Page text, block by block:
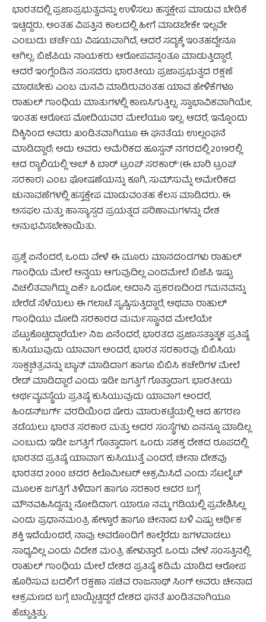
ಭಾರತದಲ್ಲಿ ಪ್ರಜಾಪ್ರಭುತ್ವವನ್ನು ಉಳಿಸಲು ಹಸ್ತಕ್ಷೇಪ ಮಾಡುವ ಬೇಡಿಕೆ
ಇಟ್ಟಿದ್ದರು. ಅಂತಹ ವಿಪತ್ತಿನ ಕಾಲದಲ್ಲಿ ಹೀಗೆ ಮಾಡಬೇಕೇ ಇಲ್ಲವೇ
ಎಂಬುದು ಚರ್ಚೆಯ ವಿಷಯವಾಗಿದೆ, ಆದರೆ ಸದ್ಯಕ್ಕೆ ಇಂತಹದ್ದೇನೂ
ಆಗಿಲ್ಲ. ಬಿಜೆಪಿಯ ನಾಯಕರು ಆರೋಪವನ್ನಂತೂ ಮಾಡುತ್ತಿದ್ದಾರೆ,
ಆದರೆ ಇಂಗ್ಲೆಂಡಿನ ಸಂಸದರು ಭಾರತೀಯ ಪ್ರಜಾಪ್ರಭುತ್ವದ ರಕ್ಷಣೆ
ಮಾಡಬೇಕು ಎಂಬ ಮನವಿ ಮಾಡಿರುವಂತಹ ಯಾವ ಹೇಳಿಕೆಗಳೂ
ರಾಹುಲ್ ಗಾಂಧಿಯ ಮಾತುಗಳಲ್ಲಿ ಕಾಣಸಿಗುತ್ತಿಲ್ಲ. ಸ್ವಾಭಾವಿಕವಾಗಿಯೇ,
ಇಂತಹ ಆರೋಪ ಮೋದಿಯವರ ಮೇಲೆಯೂ ಇಲ್ಲ. ಆದರೆ, ಇನ್ನೊಂದು
ದಿಕ್ಕಿನಿಂದ ಅವರು ಖಂಡಿತವಾಗಿಯೂ ಈ ಘನತೆಯ ಉಲ್ಲಂಘನೆ
ಮಾಡಿದ್ದಾರೆ; ಅದು ಅವರು ಅಮೆರಿಕದ ಹೂಸ್ಟನ್ ನಗರದಲ್ಲಿ 2019ರಲ್ಲಿ
ಆದ ರ್‍ಯಾಲಿಯಲ್ಲಿ ’ಅಬ್ ಕಿ ಬಾರ್ ಟ್ರಂಪ್ ಸರಕಾರ್’ (ಈ ಬಾರಿ ಟ್ರಂಪ್
ಸರಕಾರ) ಎಂಬ ಘೋಷಣೆಯನ್ನು ಕೂಗಿ, ಸುಮ್‌ಸುಮ್ನೆ ಅಮೇರಿಕದ
ಚುನಾವಣೆಗಳಲ್ಲಿ ಹಸ್ತಕ್ಷೇಪ ಮಾಡುವಂತಹ ಕೆಲಸ ಮಾಡಿದರು. ಈ
ಅಸಫಲ ಮತ್ತು ಹಾಸ್ಯಾಸ್ಪದ ಪ್ರಯತ್ನದ ಪರಿಣಾಮಗಳನ್ನು ದೇಶ
ಅನುಭವಿಸಬೇಕಾಯಿತು.
ಪ್ರಶ್ನೆ ಏನೆಂದರೆ, ಒಂದು ವೇಳೆ ಈ ಮೂರು ಮಾನದಂಡಗಳು ರಾಹುಲ್
ಗಾಂಧಿಯ ಮೇಲೆ ಅನ್ವಯ ಆಗುವುದಿಲ್ಲ ಎಂದಮೇಲೆ ಬಿಜೆಪಿ ಇಷ್ಟು
ವಿಚಲಿತವಾಗಿದ್ದು ಏಕೆ? ಒಂದೋ, ಅದಾನಿ ಪ್ರಕರಣದಿಂದ ಗಮನವನ್ನು
ಬೇರೆಡೆ ಸೆಳೆಯಲು ಈ ಗಲಾಟೆ ಸೃಷ್ಟಿಸುತ್ತಿದ್ದಾರೆ, ಅಥವಾ ರಾಹುಲ್
ಗಾಂಧಿಯು ಮೋದಿ ಸರಕಾರದ ಮರ್ಮಸ್ಥಾನದ ಮೇಲೆಯೇ
ಪೆಟ್ಟುಕೊಟ್ಟಿದ್ದಾರೆಯೇ? ನಿಜ ಏನೆಂದರೆ, ಭಾರತದ ಪ್ರಜಾಸತ್ತಾತ್ಮಕ ಪ್ರತಿಷ್ಠೆ
ಕುಸಿಯುವುದು ಯಾವಾಗ ಅಂದರೆ, ಭಾರತ ಸರಕಾರವು ಬಿಬಿಸಿಯ
ಸಾಕ್ಷ್ಯಚಿತ್ರವನ್ನು ಬ್ಯಾನ್ ಮಾಡಿದಾಗ ಹಾಗೂ ಬಿಬಿಸಿ ಕಚೇರಿಗಳ ಮೇಲೆ
ರೇಡ್ ಮಾಡಿದ್ದಾರೆ ಎಂದು ಇಡೀ ಜಗತ್ತಿಗೆ ಗೊತ್ತಾದಾಗ. ಭಾರತೀಯ
ಅರ್ಥವ್ಯವಸ್ಥೆಯ ಪ್ರತಿಷ್ಠೆ ಕುಸಿಯುವುದು ಯಾವಾಗ ಅಂದರೆ,
ಹಿಂಡನ್‌ಬರ್ಗ್ ವರದಿಯಿಂದ ಷೇರು ಮಾರುಕಟ್ಟೆಯಲ್ಲಿ ಆದ ಹಗರಣ
ತಡೆಯಲು ಭಾರತ ಸರಕಾರ ಮತ್ತು ಅದರ ಸಂಸ್ಥೆಗಳು ಏನನ್ನೂ ಮಾಡಿಲ್ಲ
ಎಂಬುದು ಇಡೀ ಜಗತ್ತಿಗೆ ಗೊತ್ತಾದಾಗ. ಒಂದು ಸಶಕ್ತ ದೇಶದ ರೂಪದಲ್ಲಿ
ಭಾರತದ ಪ್ರತಿಷ್ಠೆ ಯಾವಾಗ ಕುಸಿಯುತ್ತೆ ಎಂದರೆ, ಚೀನಾ ದೇಶವು
ಭಾರತದ 2000 ಚದರ ಕಿಲೊಮೀಟರ್ ಆಕ್ರಮಿಸಿದೆ ಎಂದು ಸೆಟಲೈಟ್
ಮೂಲಕ ಜಗತ್ತಿಗೆ ತಿಳಿದಾಗ ಹಾಗೂ ಸರಕಾರ ಅದರ ಬಗ್ಗೆ
ಮೌನವಹಿಸಿದ್ದನ್ನು ನೋಡಿದಾಗ. ಯಾರೂ ನಮ್ಮ ಗಡಿಯಲ್ಲಿ ಪ್ರವೇಶಿಸಿಲ್ಲ
ಎಂದು ಪ್ರಧಾನಮಂತ್ರಿ ಹೇಳ್ತಾರೆ ಹಾಗೂ ಚೀನಾದ ಬಳಿ ಎಷ್ಟು ಆರ್ಥಿಕ
ಶಕ್ತಿ ಇದೆಯೆಂದರೆ, ನಾವು ಅವರೊಂದಿಗೆ ಕಾಲ್ಕೆರೆದು ಜಗಳವಾಡಲು
ಸಾಧ್ಯವಿಲ್ಲ ಎಂದು ವಿದೇಶ ಮಂತ್ರಿ ಹೇಳುತ್ತಾರೆ. ಒಂದು ವೇಳೆ ಸಂಸತ್ತಿನಲ್ಲಿ
ರಾಹುಲ್ ಗಾಂಧಿಯ ಮೇಲೆ ದೇಶದ ಪ್ರತಿಷ್ಠೆ ಕಡಿಮೆ ಮಾಡಿದ ಆರೋಪ
ಹೊರಿಸುವ ಬದಲಿಗೆ ರಕ್ಷಣಾ ಸಚಿವ ರಾಜನಾಥ್ ಸಿಂಗ್ ಅವರು ಚೀನಾದ
ಆಕ್ರಮಣದ ಬಗ್ಗೆ ಬಾಯ್ಬಿಟ್ಟಿದ್ದರೆ ದೇಶದ ಘನತೆ ಖಂಡಿತವಾಗಿಯೂ
ಹೆಚ್ಚುತ್ತಿತ್ತು.